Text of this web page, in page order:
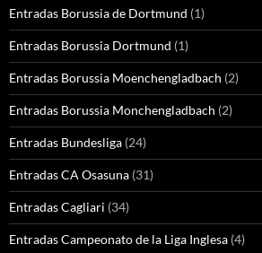
Entradas Borussia de Dortmund (1)
Entradas Borussia Dortmund (1)
Entradas Borussia Moenchengladbach (2)
Entradas Borussia Monchengladbach (2)
Entradas Bundesliga (24)
Entradas CA Osasuna (31)
Entradas Cagliari (34)
Entradas Campeonato de la Liga Inglesa (4)